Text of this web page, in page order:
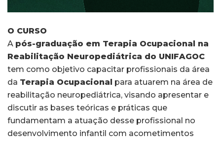
O CURSO
A pós-graduação em Terapia Ocupacional na
Reabilitação Neuropediátrica do UNIFAGOC
tem como objetivo capacitar profissionais da área
da Terapia Ocupacional para atuarem na área de
reabilitação neuropediátrica, visando apresentar e
discutir as bases teóricas e práticas que
fundamentam a atuação desse profissional no
desenvolvimento infantil com acometimentos